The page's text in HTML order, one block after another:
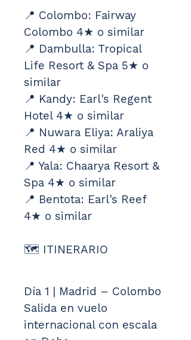
📍 Colombo: Fairway
Colombo 4★ o similar
📍 Dambulla: Tropical
Life Resort & Spa 5★ o
similar
📍 Kandy: Earl's Regent
Hotel 4★ o similar
📍 Nuwara Eliya: Araliya
Red 4★ o similar
📍 Yala: Chaarya Resort &
Spa 4★ o similar
📍 Bentota: Earl's Reef
4★ o similar
🗺️ ITINERARIO
Día 1 | Madrid – Colombo
Salida en vuelo
internacional con escala